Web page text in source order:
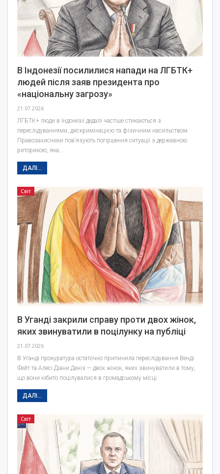
В Індонезії посилилися напади на ЛГБТК+
людей після заяв президента про
«національну загрозу»
21.07.2026
ЛГБТК+ люди в Індонезії дедалі частіше стикаються з
переслідуваннями, дискримінацією та фізичним насильством.
Правозахисники пов’язують погіршення ситуації з державною
риторикою, яка…
ДАЛІ...
Світ
В Уганді закрили справу проти двох жінок,
яких звинуватили в поцілунку на публіці
21.07.2026
В Уганді прокуратура остаточно припинила переслідування Венді
Фейт та Алесі Діани Деніз — двох жінок, яких звинуватили в тому,
що вони нібито поцілувалися в громадському місці.
ДАЛІ...
Світ